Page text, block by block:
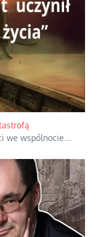
we wspólnocie.